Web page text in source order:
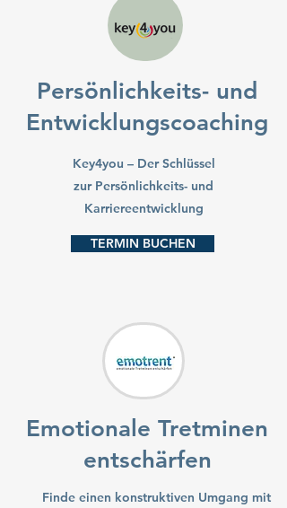
Persönlichkeits- und
Entwicklungscoaching
Key4you – Der Schlüssel
zur Persönlichkeits- und
Karriereentwicklung
TERMIN BUCHEN
Emotionale Tretminen
entschärfen
Finde einen konstruktiven Umgang mit